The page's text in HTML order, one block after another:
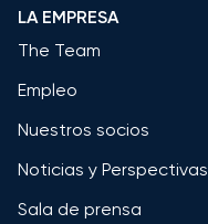
LA EMPRESA
The Team
Empleo
Nuestros socios
Noticias y Perspectivas
Sala de prensa